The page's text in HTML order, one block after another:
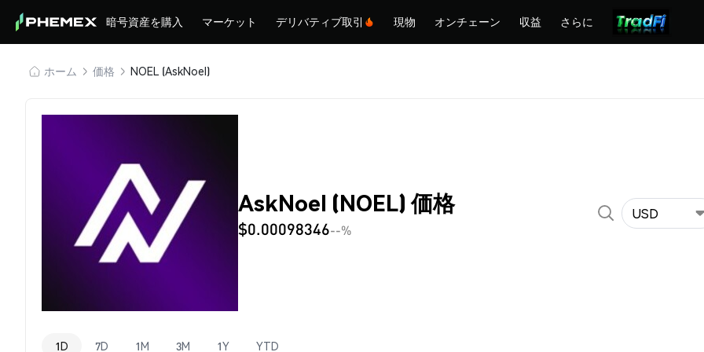
暗号資産を購入 マーケット デリバティブ取引 現物 オンチェーン 収益 さらに
ホーム 価格 NOEL (AskNoel)
AskNoel (NOEL) 価格
$0.00098346--%
USD
1D 7D 1M 3M 1Y YTD